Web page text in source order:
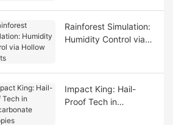
Rainforest Simulation:
Humidity Control via
Impact King: Hail-
Proof Tech in